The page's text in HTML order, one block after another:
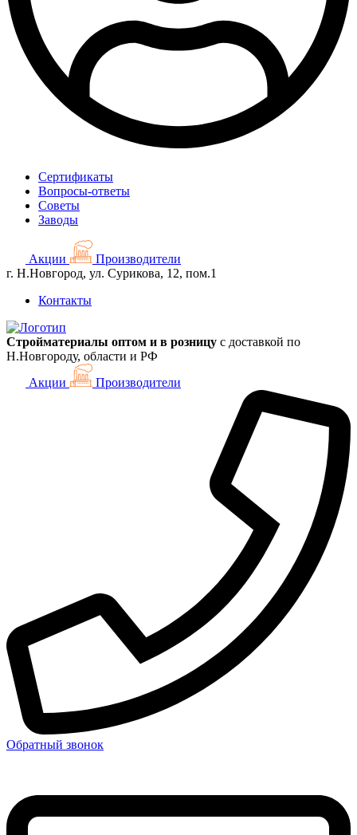
Сертификаты
Вопросы-ответы
Советы
Заводы
Акции
Производители
г. Н.Новгород, ул. Сурикова, 12, пом.1
Контакты
Стройматериалы оптом и в розницу с доставкой по
Н.Новгороду, области и РФ
Акции
Производители
Обратный звонок